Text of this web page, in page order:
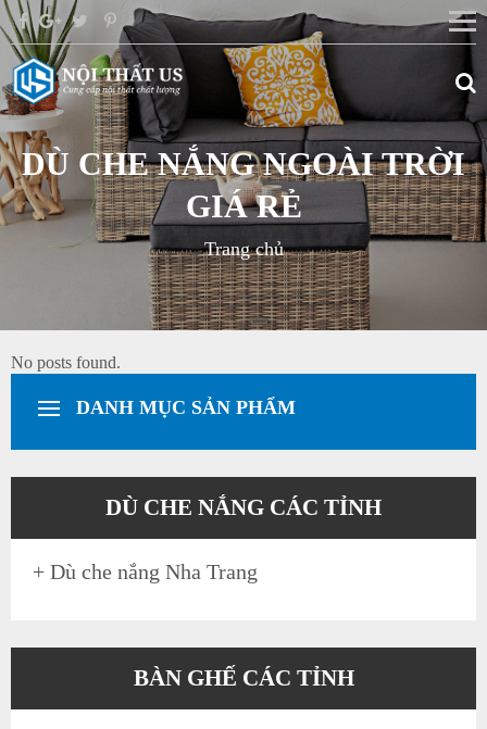
DÙ CHE NẮNG NGOÀI TRỜI
GIÁ RẺ
Trang chủ
No posts found.
DANH MỤC SẢN PHẨM
DÙ CHE NẮNG CÁC TỈNH
+ Dù che nắng Nha Trang
BÀN GHẾ CÁC TỈNH